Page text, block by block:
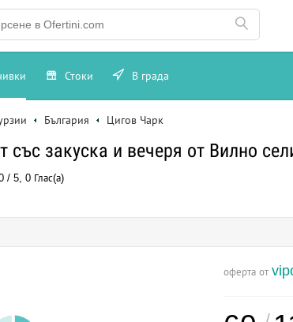
Стоки В града
България Цигов Чарк
със закуска и вечеря от Вилно
/ 5, 0 Глас(а)
оферта от
/